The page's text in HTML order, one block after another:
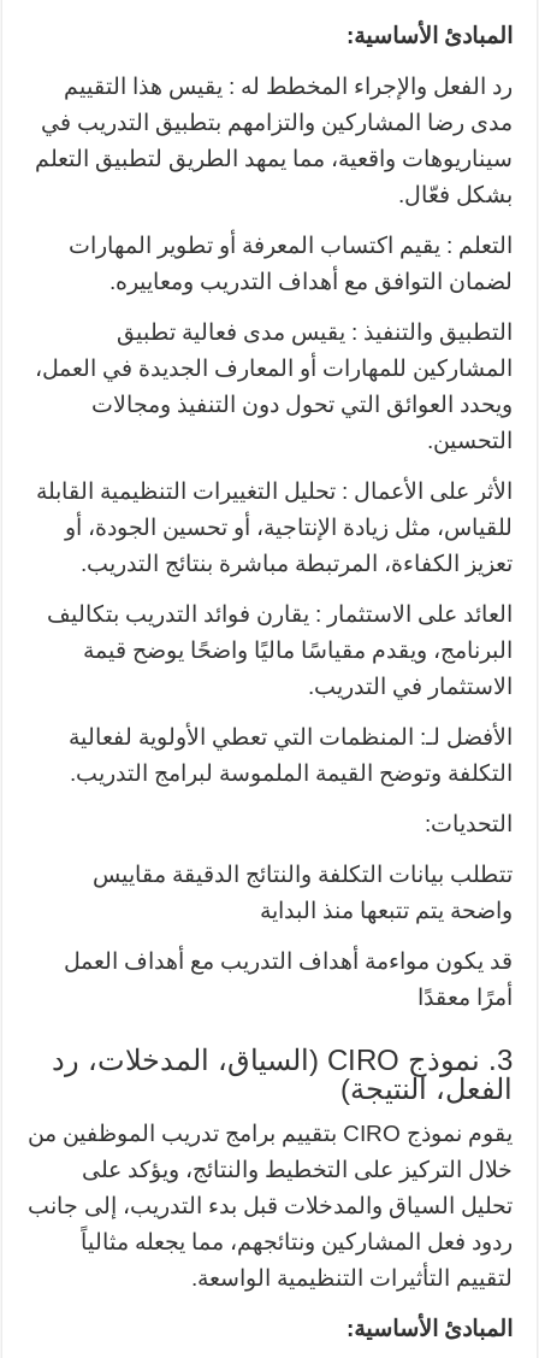
المبادئ الأساسية:
رد الفعل والإجراء المخطط له : يقيس هذا التقييم
مدى رضا المشاركين والتزامهم بتطبيق التدريب في
سيناريوهات واقعية، مما يمهد الطريق لتطبيق التعلم
بشكل فعّال.
التعلم : يقيم اكتساب المعرفة أو تطوير المهارات
لضمان التوافق مع أهداف التدريب ومعاييره.
التطبيق والتنفيذ : يقيس مدى فعالية تطبيق
المشاركين للمهارات أو المعارف الجديدة في العمل،
ويحدد العوائق التي تحول دون التنفيذ ومجالات
التحسين.
الأثر على الأعمال : تحليل التغييرات التنظيمية القابلة
للقياس، مثل زيادة الإنتاجية، أو تحسين الجودة، أو
تعزيز الكفاءة، المرتبطة مباشرة بنتائج التدريب.
العائد على الاستثمار : يقارن فوائد التدريب بتكاليف
البرنامج، ويقدم مقياسًا ماليًا واضحًا يوضح قيمة
الاستثمار في التدريب.
الأفضل لـ: المنظمات التي تعطي الأولوية لفعالية
التكلفة وتوضح القيمة الملموسة لبرامج التدريب.
التحديات:
تتطلب بيانات التكلفة والنتائج الدقيقة مقاييس
واضحة يتم تتبعها منذ البداية
قد يكون مواءمة أهداف التدريب مع أهداف العمل
أمرًا معقدًا
3. نموذج CIRO (السياق، المدخلات، رد
الفعل، النتيجة)
يقوم نموذج CIRO بتقييم برامج تدريب الموظفين من
خلال التركيز على التخطيط والنتائج، ويؤكد على
تحليل السياق والمدخلات قبل بدء التدريب، إلى جانب
ردود فعل المشاركين ونتائجهم، مما يجعله مثالياً
لتقييم التأثيرات التنظيمية الواسعة.
المبادئ الأساسية: